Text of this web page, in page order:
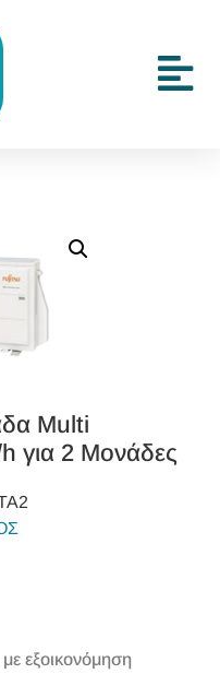
Multi
για 2 Μονάδες
εξοικονόμηση